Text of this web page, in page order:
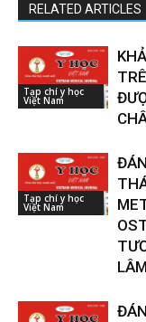
RELATED ARTICLES
Tạp chí y học
Việt Nam
Tạp chí y học
Việt Nam